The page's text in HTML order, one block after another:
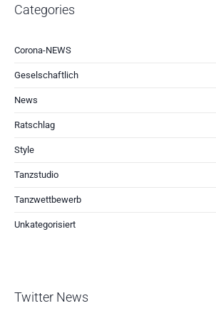
Categories
Corona-NEWS
Geselschaftlich
News
Ratschlag
Style
Tanzstudio
Tanzwettbewerb
Unkategorisiert
Twitter News